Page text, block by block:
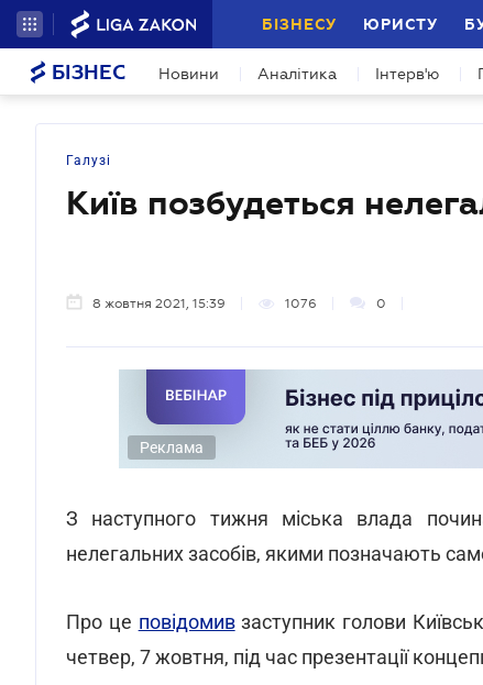
БІЗНЕСУ ЮРИСТУ
БІЗНЕС Новини Аналітика Інтерв'ю
Галузі
Київ позбудеться
8 жовтня 2021, 15:39 1076 0
Реклама
З наступного тижня міська влада
нелегальних засобів, якими позначають
Про це повідомивзаступник голови
четвер, 7 жовтня, під час презентації